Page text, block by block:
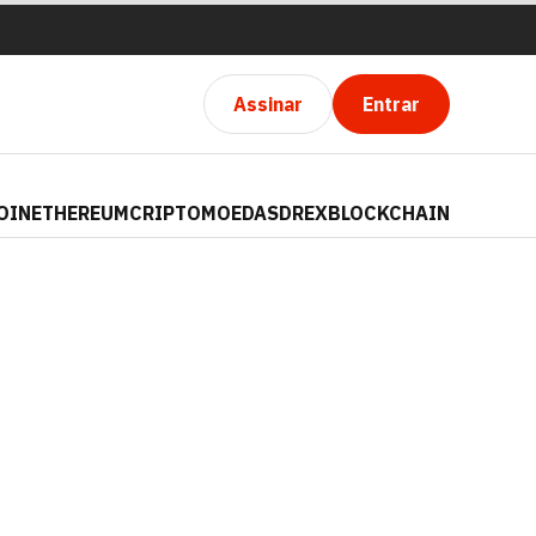
Assinar Entrar
ETHEREUMCRIPTOMOEDASDREXBLOCKCHAIN